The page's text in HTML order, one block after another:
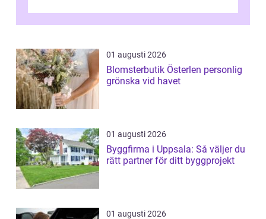
01 augusti 2026
Blomsterbutik Österlen personlig
grönska vid havet
01 augusti 2026
Byggfirma i Uppsala: Så väljer du
rätt partner för ditt byggprojekt
01 augusti 2026